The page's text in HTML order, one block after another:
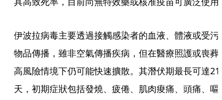
伊波拉病毒主要透過接觸感染者的血液、體液或受污
物品傳播，雖非空氣傳播疾病，但在醫療照護或喪葬
高風險情境下仍可能快速擴散。其潛伏期最長可達21
天，初期症狀包括發燒、疲倦、肌肉痠痛、頭痛、嘔